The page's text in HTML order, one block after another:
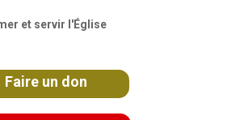
et servir l'Église
Faire un don